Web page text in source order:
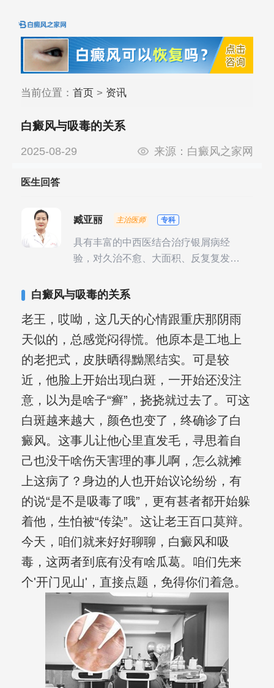
当前位置： 首页> 资讯
白癜风与吸毒的关系
2025-08-29 来源： 白癜风之家网
医生回答
臧亚丽 主治医师 专科
具有丰富的中西医结合治疗银屑病经
验，对久治不愈、大面积、反复复发性
白癜风与吸毒的关系
老王，哎呦，这几天的心情跟重庆那阴雨
天似的，总感觉闷得慌。他原本是工地上
的老把式，皮肤晒得黝黑结实。可是较
近，他脸上开始出现白斑，一开始还没注
意，以为是啥子“癣”，挠挠就过去了。可这
白斑越来越大，颜色也变了，终确诊了白
癜风。这事儿让他心里直发毛，寻思着自
己也没干啥伤天害理的事儿啊，怎么就摊
上这病了？身边的人也开始议论纷纷，有
的说“是不是吸毒了哦”，更有甚者都开始躲
着他，生怕被“传染”。这让老王百口莫辩。
今天，咱们就来好好聊聊，白癜风和吸
毒，这两者到底有没有啥瓜葛。咱们先来
个'开门见山'，直接点题，免得你们着急。